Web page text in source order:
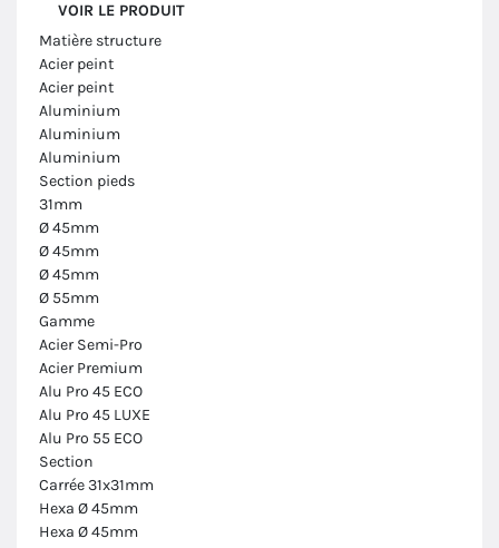
VOIR LE PRODUIT
Matière structure
Acier peint
Acier peint
Aluminium
Aluminium
Aluminium
Section pieds
31mm
Ø 45mm
Ø 45mm
Ø 45mm
Ø 55mm
Gamme
Acier Semi-Pro
Acier Premium
Alu Pro 45 ECO
Alu Pro 45 LUXE
Alu Pro 55 ECO
Section
Carrée 31x31mm
Hexa Ø 45mm
Hexa Ø 45mm